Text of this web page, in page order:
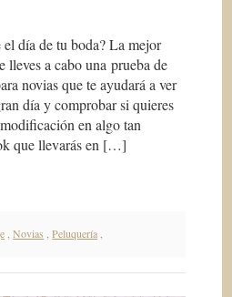
el día de tu boda? La mejor
lleves a cabo una prueba de
novias que te ayudará a ver
día y comprobar si quieres
en algo tan
que llevarás en […]
,Novias ,Peluquería ,